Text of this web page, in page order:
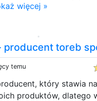
więcej »
producent toreb
temu
który stawia
produktów, dlatego